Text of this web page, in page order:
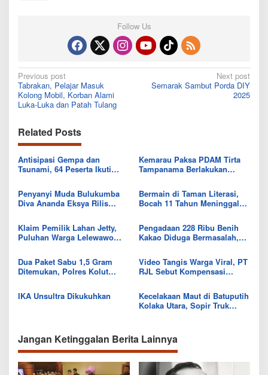
Follow Us
Post
navigation
Previous post
Tabrakan, Pelajar Masuk
Kolong Mobil, Korban Alami
Luka-Luka dan Patah Tulang
Next post
Semarak Sambut Porda DIY
2025
Related Posts
Antisipasi Gempa dan
Tsunami, 64 Peserta Ikuti
Kolaka Utara
Kemarau Paksa PDAM Tirta
Tampanama Berlakukan
IKK Wawo
Penyanyi Muda Bulukumba
Diva Ananda Eksya Rilis
Eksistensi Musik Bugis
Bermain di Taman Literasi,
Bocah 11 Tahun Meninggal
Klaim Pemilik Lahan Jetty,
Puluhan Warga Lelewawo
Nikel PT RDP
Pengadaan 228 Ribu Benih
Kakao Diduga Bermasalah,
Tahap Penyidikan
Dua Paket Sabu 1,5 Gram
Ditemukan, Polres Kolut
Tersangka dalam Jaringan
Video Tangis Warga Viral, PT
RJL Sebut Kompensasi
Diselesaikan
IKA Unsultra Dikukuhkan
Kecelakaan Maut di Batuputih
Kolaka Utara, Sopir Truk
Jangan Ketinggalan Berita Lainnya